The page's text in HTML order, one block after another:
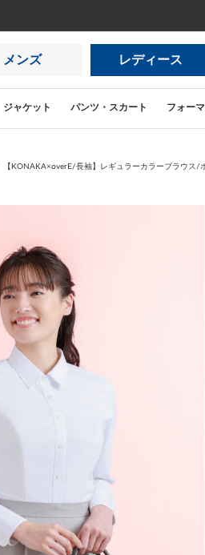
メンズ レディース
ジャケット パンツ・スカート フォー
【KONAKA×overE/長袖】レギュラーカラーブラウス/